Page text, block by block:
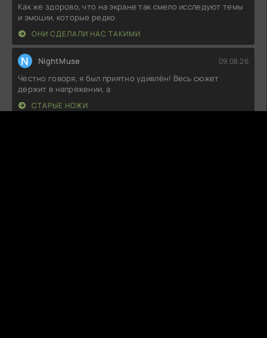
Как же здорово, что на экране так смело исследуют темы
и эмоции, которые редко
ОНИ СДЕЛАЛИ НАС ТАКИМИ
N NightMuse 09.08.26
Честно говоря, я был приятно удивлён! Весь сюжет
держит в напряжении, а
СТАРЫЕ НОЖИ